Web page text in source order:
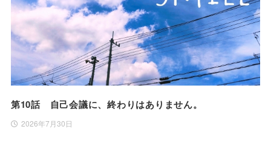
第10話 自己会議に、終わりはありません。
2026年7月30日